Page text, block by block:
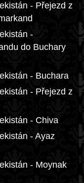
- Přejezd z
-
do Buchary
- Buchara
- Přejezd z
- Chiva
- Ayaz
- Moynak